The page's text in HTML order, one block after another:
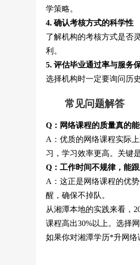
学策略。
4. 确认考核方式的科学性
了解机构的考核方式是否
利。
5. 评估毕业通过率与服务
选择机构时一定要询问历
常见问题解答
Q：网络课程的质量真的
A：优质的网络课程实际
习，学习效率更高。关键
Q：工作时间不规律，能
A：这正是网络课程的优
醒，确保不掉队。
从湘潭本地的实践来看，
课程高出30%以上。选择
如果你对湘潭学历*升网